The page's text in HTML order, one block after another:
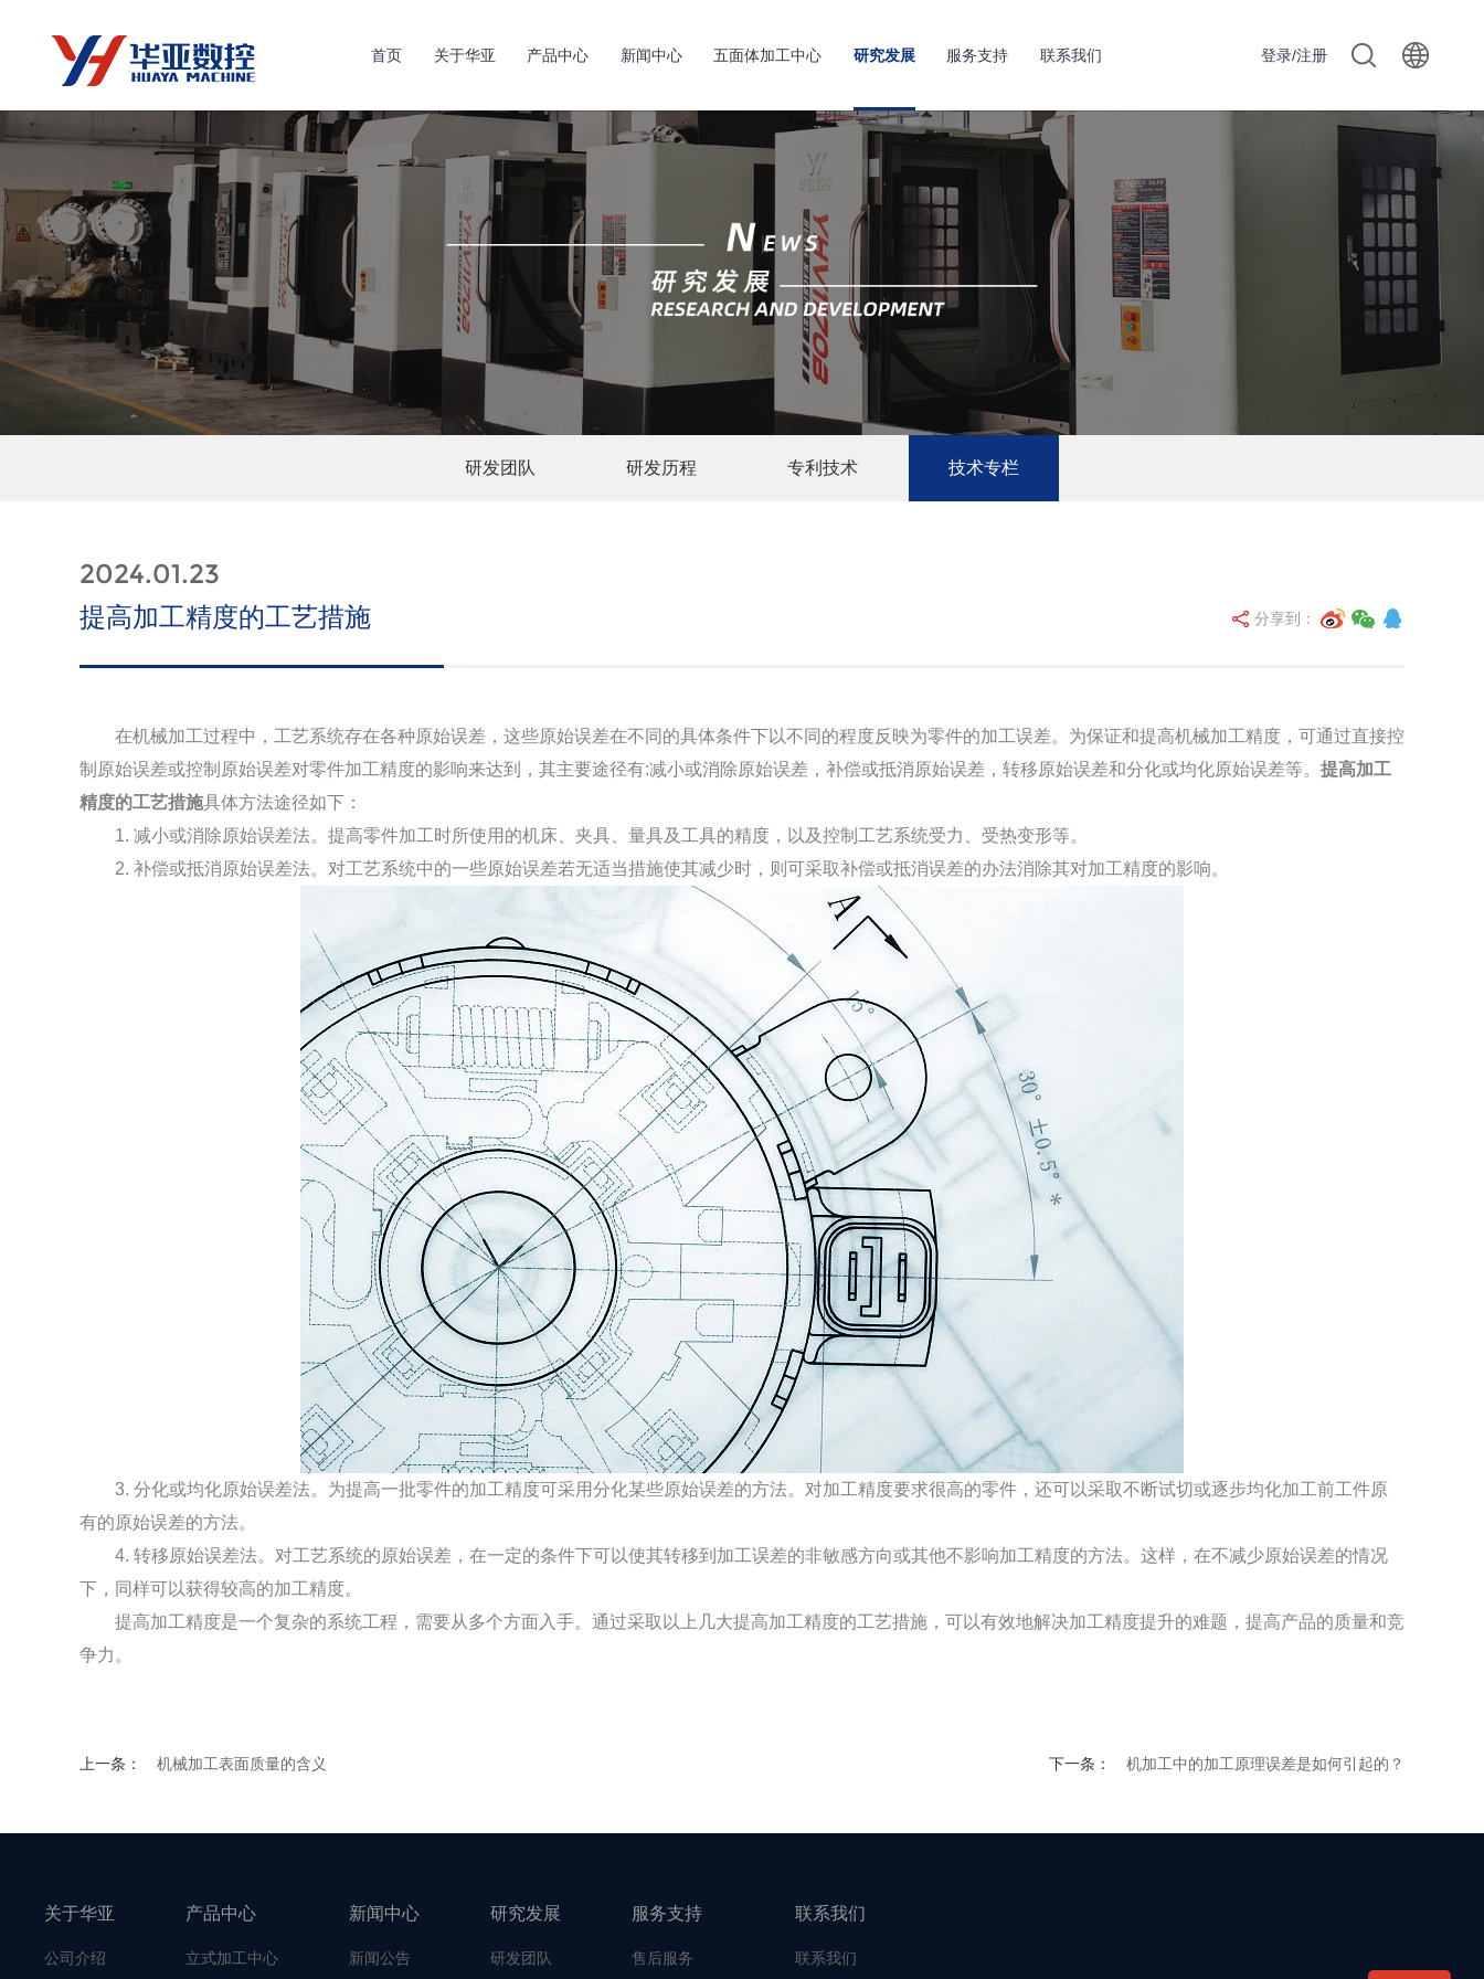
首页 关于华亚 产品中心 新闻中心 五面体加工中心 研究发展 服务支持 联系我们 登录/注册
研发团队 研发历程 专利技术 技术专栏
2024.01.23
提高加工精度的工艺措施 分享到：
在机械加工过程中，工艺系统存在各种原始误差，这些原始误差在不同的具体条件下以不同的程度反映为零件的加工误差。为保证和提高机械加工精度，可通过直接控
制原始误差或控制原始误差对零件加工精度的影响来达到，其主要途径有:减小或消除原始误差，补偿或抵消原始误差，转移原始误差和分化或均化原始误差等。 提高加工
精度的工艺措施具体方法途径如下：
1. 减小或消除原始误差法。提高零件加工时所使用的机床、夹具、量具及工具的精度，以及控制工艺系统受力、受热变形等。
2. 补偿或抵消原始误差法。对工艺系统中的一些原始误差若无适当措施使其减少时，则可采取补偿或抵消误差的办法消除其对加工精度的影响。
3. 分化或均化原始误差法。为提高一批零件的加工精度可采用分化某些原始误差的方法。对加工精度要求很高的零件，还可以采取不断试切或逐步均化加工前工件原
有的原始误差的方法。
4. 转移原始误差法。对工艺系统的原始误差，在一定的条件下可以使其转移到加工误差的非敏感方向或其他不影响加工精度的方法。这样，在不减少原始误差的情况
下，同样可以获得较高的加工精度。
提高加工精度是一个复杂的系统工程，需要从多个方面入手。通过采取以上几大提高加工精度的工艺措施，可以有效地解决加工精度提升的难题，提高产品的质量和竞
争力。
上一条： 机械加工表面质量的含义 下一条： 机加工中的加工原理误差是如何引起的？
关于华亚
公司介绍
产品中心
立式加工中心
新闻中心
新闻公告
研究发展
研发团队
服务支持
售后服务
联系我们
联系我们